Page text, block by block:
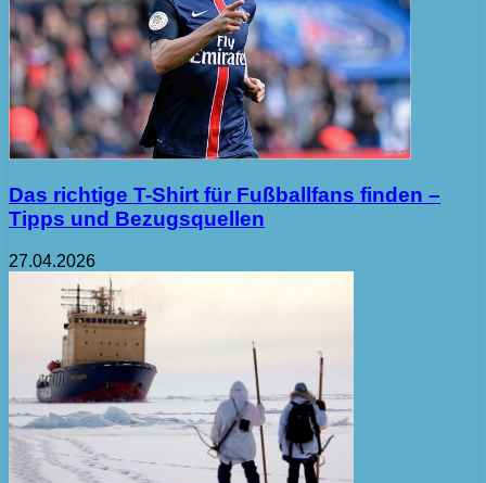
Das richtige T-Shirt für Fußballfans finden –
Tipps und Bezugsquellen
27.04.2026